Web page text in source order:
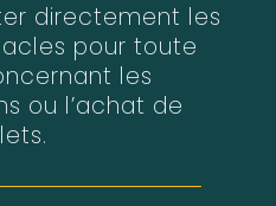
directement les
pour toute
les
ou l’achat de